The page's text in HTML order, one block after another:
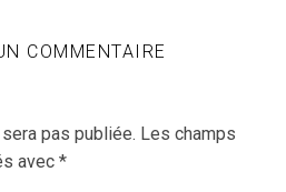
COMMENTAIRE
pas publiée. Les champs
avec *